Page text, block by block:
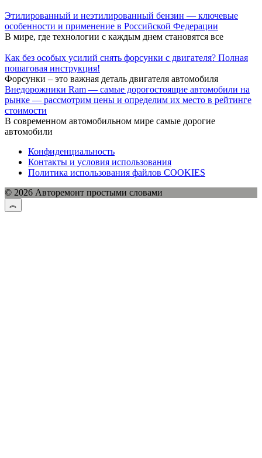
Этилированный и неэтилированный бензин — ключевые
особенности и применение в Российской Федерации
В мире, где технологии с каждым днем становятся все
Как без особых усилий снять форсунки с двигателя? Полная
пошаговая инструкция!
Форсунки – это важная деталь двигателя автомобиля
Внедорожники Ram — самые дорогостоящие автомобили на
рынке — рассмотрим цены и определим их место в рейтинге
стоимости
В современном автомобильном мире самые дорогие
автомобили
Конфиденциальность
Контакты и условия использования
Политика использования файлов COOKIES
© 2026 Авторемонт простыми словами